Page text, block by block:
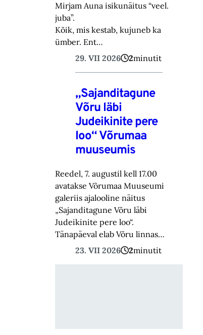
Mirjam Auna isikunäitus “veel.
juba”.
Kõik, mis kestab, kujuneb ka
ümber. Ent…
29. VII 2026
2minutit
„Sajanditagune
Võru läbi
Judeikinite pere
loo“ Võrumaa
muuseumis
Reedel, 7. augustil kell 17.00
avatakse Võrumaa Muuseumi
galeriis ajalooline näitus
„Sajanditagune Võru läbi
Judeikinite pere loo“.
Tänapäeval elab Võru linnas…
23. VII 2026
2minutit